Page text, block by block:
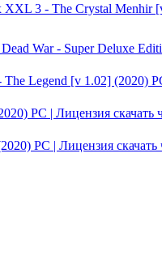
3 - The Crystal Menhir
War - Super Deluxe
Legend [v 1.02] (2020)
PC | Лицензия скачать
PC | Лицензия скачать